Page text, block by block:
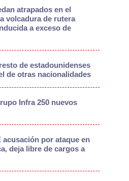
atrapados en el
volcadura de rutera
a exceso de
de estadounidenses
de otras nacionalidades
Infra 250 nuevos
acusación por ataque en
deja libre de cargos a